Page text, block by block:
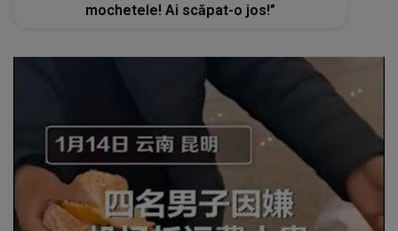
mochetele! Ai scăpat-o jos!”